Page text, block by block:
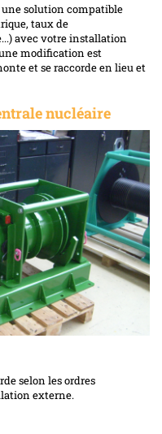
solution compatible
taux de
avec votre installation
modification est
et se raccorde en lieu et
nucléaire
selon les ordres
externe.